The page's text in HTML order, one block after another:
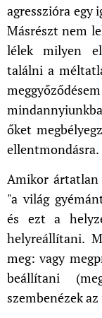
agresszióra egy
Másrészt nem
lélek milyen
találni a
őket
ellentmondásra.
Amikor ártatlan
"a világ
és ezt a
helyreállítani.
meg: vagy
beállítani
szembenézek az